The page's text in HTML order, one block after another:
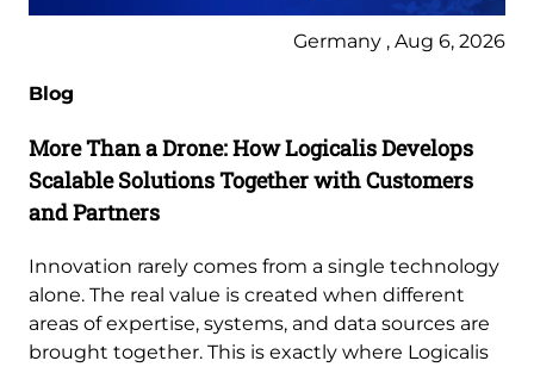
Germany , Aug 6, 2026
Blog
More Than a Drone: How Logicalis Develops
Scalable Solutions Together with Customers
and Partners
Innovation rarely comes from a single technology
alone. The real value is created when different
areas of expertise, systems, and data sources are
brought together. This is exactly where Logicalis